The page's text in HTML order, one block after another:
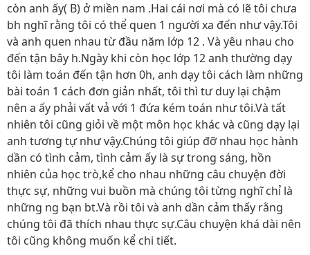
còn anh ấy( B) ở miền nam .Hai cái nơi mà có lẽ tôi chưa
bh nghĩ rằng tôi có thể quen 1 người xa đến như vậy.Tôi
và anh quen nhau từ đầu năm lớp 12 . Và yêu nhau cho
đến tận bây h.Ngày khi còn học lớp 12 anh thường dạy
tôi làm toán đến tận hơn 0h, anh dạy tôi cách làm những
bài toán 1 cách đơn giản nhất, tôi thì tư duy lại chậm
nên a ấy phải vất vả với 1 đứa kém toán như tôi.Và tất
nhiên tôi cũng giỏi về một môn học khác và cũng dạy lại
anh tương tự như vậy.Chúng tôi giúp đỡ nhau học hành
dần có tình cảm, tình cảm ấy là sự trong sáng, hồn
nhiên của học trò,kể cho nhau những câu chuyện đời
thực sự, những vui buồn mà chúng tôi từng nghĩ chỉ là
những ng bạn bt.Và rồi tôi và anh dần cảm thấy rằng
chúng tôi đã thích nhau thực sự.Câu chuyện khá dài nên
tôi cũng không muốn kể chi tiết.